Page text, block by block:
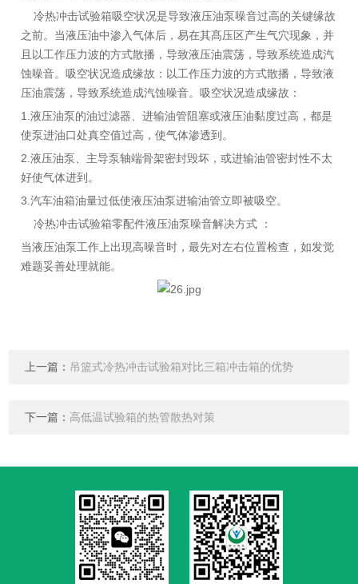
冷热冲击试验箱吸空状况是导致液压油泵噪音过高的关键缘故
之前。当液压油中渗入气体后，易在其髙压区产生气穴现象，并
且以工作压力波的方式散播，导致液压油震荡，导致系统造成汽
蚀噪音。吸空状况造成缘故：以工作压力波的方式散播，导致液
压油震荡，导致系统造成汽蚀噪音。吸空状况造成缘故：
1.液压油泵的油过滤器、进输油管阻塞或液压油黏度过高，都是
使泵进油口处真空值过高，使气体渗透到。
2.液压油泵、主导泵轴端骨架密封毁坏，或进输油管密封性不太
好使气体进到。
3.汽车油箱油量过低使液压油泵进输油管立即被吸空。
冷热冲击试验箱零配件液压油泵噪音解决方式 ：
当液压油泵工作上出現高噪音时，最先对左右位置检查，如发觉
难题妥善处理就能。
上一篇： 吊篮式冷热冲击试验箱对比三箱冲击箱的优势
下一篇： 高低温试验箱的热管散热对策